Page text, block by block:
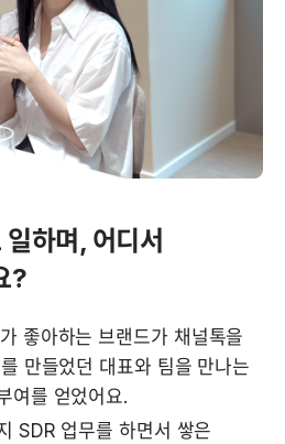
하며, 어디서
?
좋아하는 브랜드가 채널톡을
만들었던 대표와 팀을 만나는
여를 얻었어요.
SDR 업무를 하면서 쌓은